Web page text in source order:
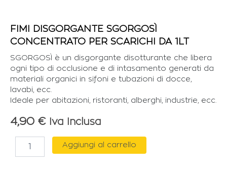
FIMI DISGORGANTE SGORGOSÌ
CONCENTRATO PER SCARICHI DA 1LT
SGORGOSÌ è un disgorgante disotturante che libera
ogni tipo di occlusione e di intasamento generati da
materiali organici in sifoni e tubazioni di docce,
lavabi, ecc.
Ideale per abitazioni, ristoranti, alberghi, industrie, ecc.
4,90 € Iva Inclusa
DISGORGANTE
Aggiungi al carrello